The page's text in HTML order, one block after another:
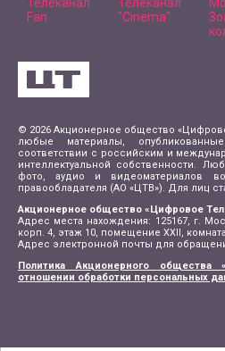
© 2026 Акционерное общество
любые материалы,
соответствии с российским и
интеллектуальной собственности.
фото, аудио и видеоматериалов
правообладателя (АО «ЦТВ»). Для лиц
Акционерное общество «Цифровое
Адрес места нахождения: 125167, г.
корп. 4, этаж 10, помещение XXII,
Адрес электронной почты для
Политика Акционерного общества
отношении обработки персональных